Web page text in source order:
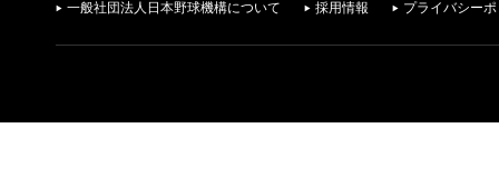
一般社団法人日本野球機構について 採用情報 プライバシー